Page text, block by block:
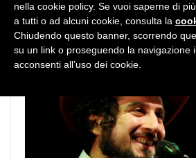
nella cookie policy. Se vuoi saperne di
a tutti o ad alcuni cookie, consulta la
Chiudendo questo banner, scorrendo
su un link o proseguendo la navigazione
acconsenti all’uso dei cookie.